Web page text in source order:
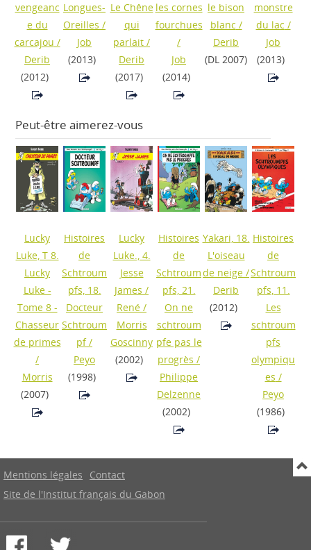
vengeanc
e du
carcajou /
Derib
(2012)
Longues-
Oreilles /
Job
(2013)
Le Chêne
qui
parlait /
Derib
(2017)
les cornes
fourchues
/
Job
(2014)
le bison
blanc /
Derib
(DL 2007)
monstre
du lac /
Job
(2013)
Peut-être aimerez-vous
Lucky
Luke, T 8.
Lucky
Luke -
Tome 8 -
Chasseur
de primes
/
Morris
(2007)
Histoires
de
Schtroum
pfs, 18.
Docteur
Schtroum
pf/
Peyo
(1998)
Lucky
Luke., 4.
Jesse
James /
René /
Morris
Goscinny
(2002)
Histoires
de
Schtroum
pfs, 21.
On ne
schtroum
pfe pas le
progrès /
Philippe
Delzenne
(2002)
Yakari, 18.
L'oiseau
de neige /
Derib
(2012)
Histoires
de
Schtroum
pfs, 11.
Les
schtroum
pfs
olympiqu
es /
Peyo
(1986)
Mentions légales
Contact
Site de l'Institut français du Gabon